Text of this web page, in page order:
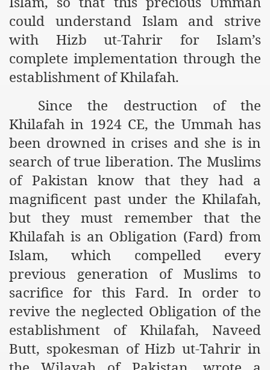
could understand Islam and strive
with Hizb ut-Tahrir for Islam’s
complete implementation through the
establishment of Khilafah.
Since the destruction of the
Khilafah in 1924 CE, the Ummah has
been drowned in crises and she is in
search of true liberation. The Muslims
of Pakistan know that they had a
magnificent past under the Khilafah,
but they must remember that the
Khilafah is an Obligation (Fard) from
Islam, which compelled every
previous generation of Muslims to
sacrifice for this Fard. In order to
revive the neglected Obligation of the
establishment of Khilafah, Naveed
Butt, spokesman of Hizb ut-Tahrir in